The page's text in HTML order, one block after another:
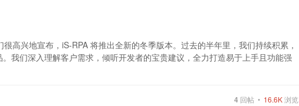
高兴地宣布，iS-RPA 将推出全新的冬季版本。过去的半年里，我们持续积累，
我们深入理解客户需求，倾听开发者的宝贵建议，全力打造易于上手且功能强
4 回帖 • 16.6K浏览